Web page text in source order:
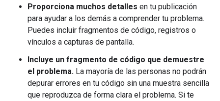
Proporciona muchos detalles en tu publicación
para ayudar a los demás a comprender tu problema.
Puedes incluir fragmentos de código, registros o
vínculos a capturas de pantalla.
Incluye un fragmento de código que demuestre
el problema. La mayoría de las personas no podrán
depurar errores en tu código sin una muestra sencilla
que reproduzca de forma clara el problema. Si te